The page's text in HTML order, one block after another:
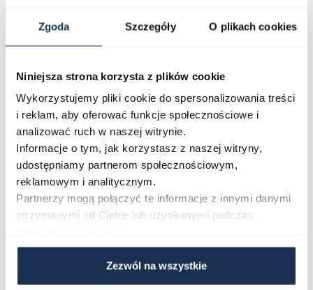
Zgoda Szczegóły O plikach cookies
Niniejsza strona korzysta z plików cookie
Wykorzystujemy pliki cookie do spersonalizowania treści
i reklam, aby oferować funkcje społecznościowe i
analizować ruch w naszej witrynie.
Informacje o tym, jak korzystasz z naszej witryny,
udostępniamy partnerom społecznościowym,
reklamowym i analitycznym.
Partnerzy mogą połączyć te informacje z innymi danymi
otrzymanymi od Ciebie lub uzyskanymi podczas
Zezwól na wszystkie
Opinie
Zapytaj o produkt
Płatność i dostawa
Najczęściej kupowane